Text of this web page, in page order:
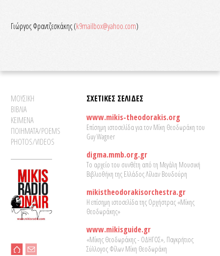
Γιώργος Φραντζεσκάκης (k9mailbox@yahoo.com)
ΜΟΥΣΙΚΗ
ΒΙΒΛΙΑ
ΚΕΙΜΕΝΑ
ΠΟΙΗΜΑΤΑ/POEMS
PHOTOS/VIDEOS
ΣΧΕΤΙΚΕΣ ΣΕΛΙΔΕΣ
www.mikis-theodorakis.org
Επίσημη ιστοσελίδα για τον Μίκη Θεοδωράκη του
Guy Wagner
digma.mmb.org.gr
Το αρχείο του συνθέτη από τη Μεγάλη Μουσική
Βιβλιοθήκη της Ελλάδος Λίλιαν Βουδούρη
mikistheodorakisorchestra.gr
Η επίσημη ιστοσελίδα της Ορχήστρας «Μίκης
Θεοδωράκης»
www.mikisguide.gr
«Μίκης Θεοδωράκης - ΟΔΗΓΟΣ», Παγκρήτιος
Σύλλογος Φίλων Μίκη Θεοδωράκη